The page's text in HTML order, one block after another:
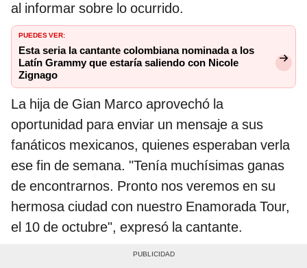
al informar sobre lo ocurrido.
PUEDES VER:
Esta seria la cantante colombiana nominada a los
Latín Grammy que estaría saliendo con Nicole
Zignago
La hija de Gian Marco aprovechó la
oportunidad para enviar un mensaje a sus
fanáticos mexicanos, quienes esperaban verla
ese fin de semana. "Tenía muchísimas ganas
de encontrarnos. Pronto nos veremos en su
hermosa ciudad con nuestro Enamorada Tour,
el 10 de octubre", expresó la cantante.